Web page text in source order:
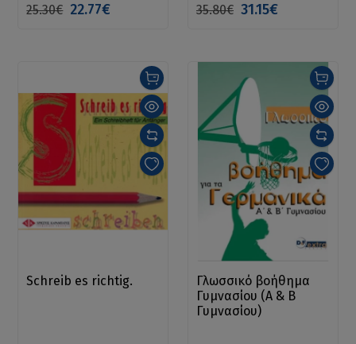
25.30€ 22.77€ 35.80€ 31.15€
Schreib es richtig.
Γλωσσικό βοήθημα
Γυμνασίου (Α & Β
Γυμνασίου)